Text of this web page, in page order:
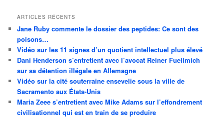
ARTICLES RÉCENTS
Jane Ruby commente le dossier des peptides: Ce sont des
poisons…
Vidéo sur les 11 signes d’un quotient intellectuel plus élevé
Dani Henderson s’entretient avec l’avocat Reiner Fuellmich
sur sa détention illégale en Allemagne
Vidéo sur la cité souterraine ensevelie sous la ville de
Sacramento aux États-Unis
Maria Zeee s’entretient avec Mike Adams sur l’effondrement
civilisationnel qui est en train de se produire